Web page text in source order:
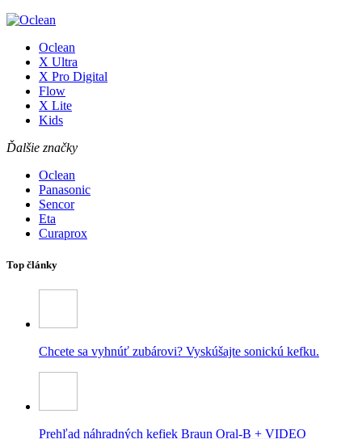
Oclean
X Ultra
X Pro Digital
Flow
X Lite
Kids
Ďalšie značky
Oclean
Panasonic
Sencor
Eta
Curaprox
Top články
Chcete sa vyhnúť zubárovi? Vyskúšajte sonickú kefku.
Prehľad náhradných kefiek Braun Oral-B + VIDEO